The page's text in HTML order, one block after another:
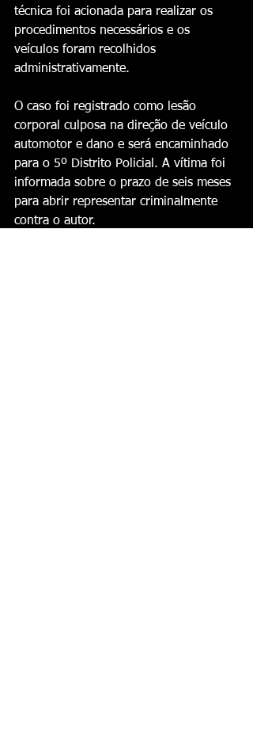
técnica foi acionada para realizar os
procedimentos necessários e os
veículos foram recolhidos
administrativamente.
O caso foi registrado como lesão
corporal culposa na direção de veículo
automotor e dano e será encaminhado
para o 5º Distrito Policial. A vítima foi
informada sobre o prazo de seis meses
para abrir representar criminalmente
contra o autor.